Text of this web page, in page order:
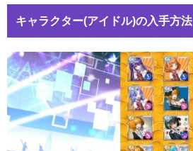
キャラクター(アイドル)の入手方法